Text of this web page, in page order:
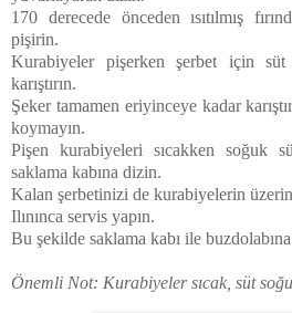
170 derecede önceden ısıtılmış
pişirin.
Kurabiyeler pişerken şerbet için
karıştırın.
Şeker tamamen eriyinceye kadar
koymayın.
Pişen kurabiyeleri sıcakken soğuk
saklama kabına dizin.
Kalan şerbetinizi de kurabiyelerin
Ilınınca servis yapın.
Bu şekilde saklama kabı ile
Önemli Not: Kurabiyeler sıcak, süt